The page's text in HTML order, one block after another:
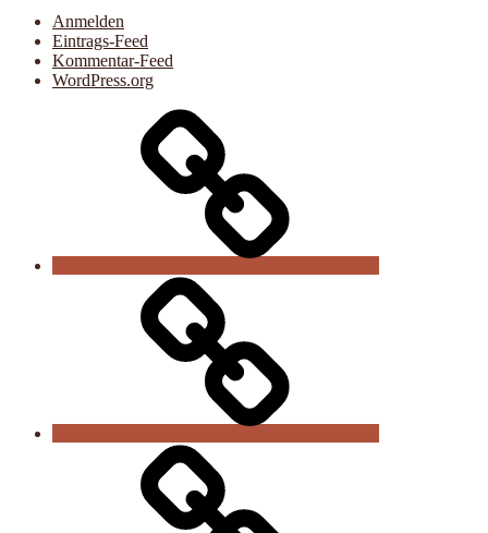
Anmelden
Eintrags-Feed
Kommentar-Feed
WordPress.org